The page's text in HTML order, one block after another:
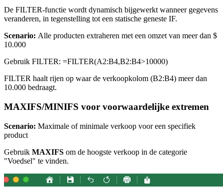
De FILTER-functie wordt dynamisch bijgewerkt wanneer gegevens
veranderen, in tegenstelling tot een statische geneste IF.
Scenario: Alle producten extraheren met een omzet van meer dan $
10.000
Gebruik FILTER: =FILTER(A2:B4,B2:B4>10000)
FILTER haalt rijen op waar de verkoopkolom (B2:B4) meer dan
10.000 bedraagt.
MAXIFS/MINIFS voor voorwaardelijke extremen
Scenario: Maximale of minimale verkoop voor een specifiek
product
Gebruik MAXIFS om de hoogste verkoop in de categorie
"Voedsel" te vinden.